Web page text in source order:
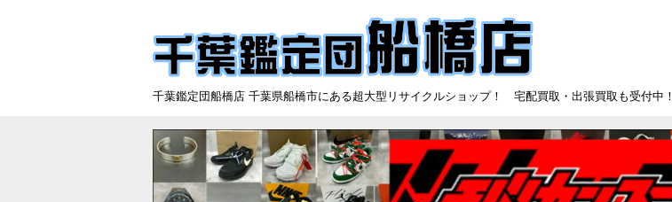
千葉鑑定団船橋店 千葉県船橋市にある超大型リサイクルショップ！ 宅配買取・出張買取も受付中！